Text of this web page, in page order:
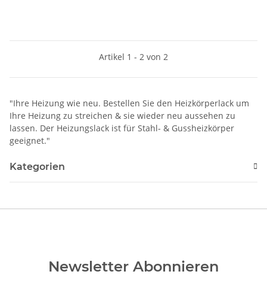
Artikel 1 - 2 von 2
"Ihre Heizung wie neu. Bestellen Sie den Heizkörperlack um
Ihre Heizung zu streichen & sie wieder neu aussehen zu
lassen. Der Heizungslack ist für Stahl- & Gussheizkörper
geeignet."
Kategorien
Newsletter Abonnieren